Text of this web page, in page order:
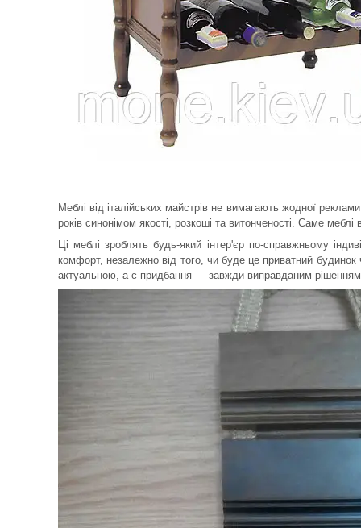
Меблі від італійських майстрів не вимагають жодної
років синонімом якості, розкоші та витонченості. Саме
Ці меблі зроблять будь-який інтер'єр по-справжньому
комфорт, незалежно від того, чи буде це приватний
актуальною, а є придбання — завжди виправданим